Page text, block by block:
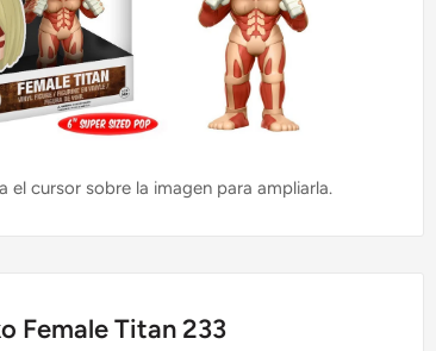
el cursor sobre la imagen para ampliarla.
Female Titan 233